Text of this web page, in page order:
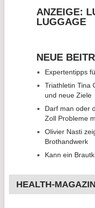
ANZEIGE:
LUGGAGE
NEUE
Expertentipps
Triathletin Tina
und neue Ziele
Darf man oder
Zoll Probleme
Olivier Nasti
Brothandwerk
Kann ein
HEALTH-MAGAZIN